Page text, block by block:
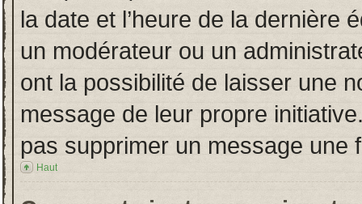
la date et l’heure de la dernière
un modérateur ou un
ont la possibilité de laisser une
message de leur propre
pas supprimer un message une
Haut